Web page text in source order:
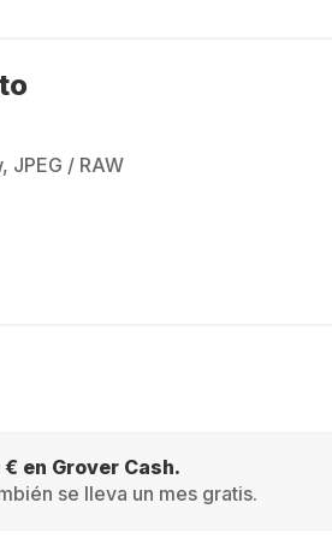
/ RAW
en Grover Cash.
se lleva un mes gratis.